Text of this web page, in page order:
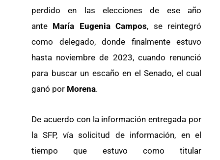
perdido en las elecciones de ese año
ante María Eugenia Campos, se reintegró
como delegado, donde finalmente estuvo
hasta noviembre de 2023, cuando renunció
para buscar un escaño en el Senado, el cual
ganó por Morena.
De acuerdo con la información entregada por
la SFP, vía solicitud de información, en el
tiempo que estuvo como titular